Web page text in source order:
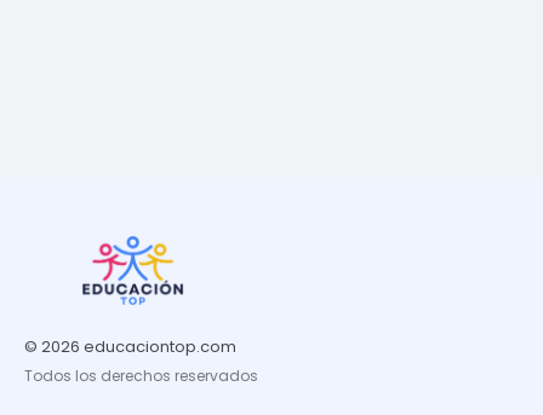
© 2026 educaciontop.com
Todos los derechos reservados